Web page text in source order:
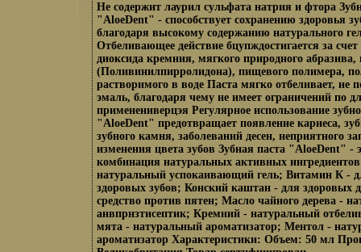
Не содержит лаурил сульфата натрия и фтора
"AloeDent" - способствует сохранению здоровья
благодаря высокому содержанию натурального
Отбеливающее действие бцупждостигается за счет
диоксида кремния, мягкого природного абразива,
(Поливинилпирролидона), пищевого полимера,
растворимого в воде Паста мягко отбеливает, не
эмаль, благодаря чему не имеет ограничений по
применениверцэя Регулярное использование
"AloeDent" предотвращает появление кариеса,
зубного камня, заболеваний десен, неприятного
изменения цвета зубов Зубная паста "AloeDent" -
комбинация натуральных активных
натуральный успокаивающий гель; Витамин К -
здоровых зубов; Конский каштан - для здоровых
средство против пятен; Масло чайного дерева -
анвпрнзтисептик; Кремний - натуральный
мята - натуральный ароматизатор; Ментол -
ароматизатор Характеристики: Объем: 50 мл